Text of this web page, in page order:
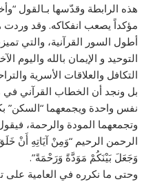
هذه الرابطة وقدّسها بـالقول
مؤكداً يصعب انفكاكه. وقد وردت
أطول السور القرآنية، والتي
التوحيد و الإيمان بالله واليوم
التكافل والعلاقات الأسرية
بل ونجد أن الخطاب القرآني في
نفس واحدة ويجمعهما “السكن”
وتجمعهما المودة والرحمة،
الرحمن الرحيم “وَمِنْ آيَاتِهِ أَنْ
وَجَعَلَ بَيْنَكُمْ مَوَدَّةً وَرَحْمَةً”.
وحتى ما نكرره في العامية على